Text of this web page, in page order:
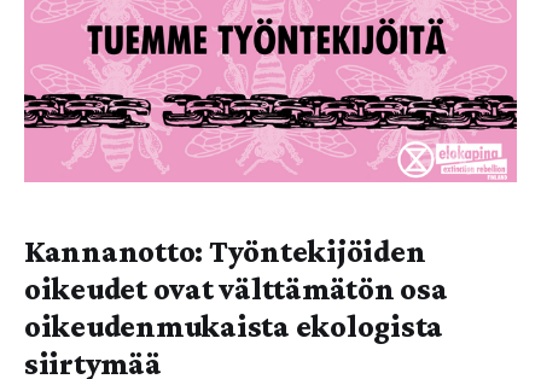
Kannanotto: Työntekijöiden
oikeudet ovat välttämätön osa
oikeudenmukaista ekologista
siirtymää